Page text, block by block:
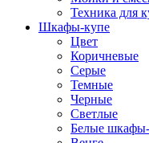
Техника для
Шкафы-купе
Цвет
Коричневые
Серые
Темные
Черные
Светлые
Белые